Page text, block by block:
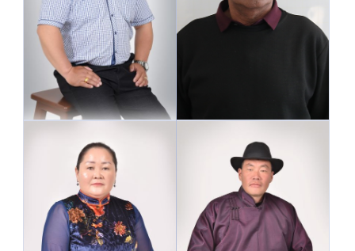
Номгон багийн малчдын
төлөөлөл